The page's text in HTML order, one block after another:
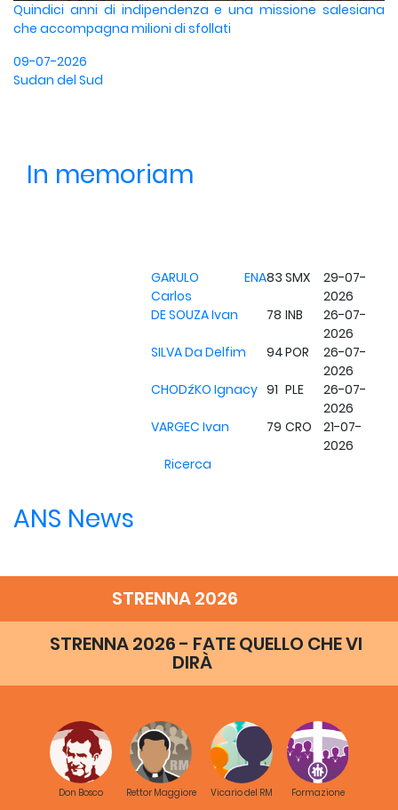
Quindici anni di indipendenza e una missione salesiana
che accompagna milioni di sfollati
09-07-2026
Sudan del Sud
In memoriam
GARULO ENA
Carlos
83 SMX
29-07-
2026
DE SOUZA Ivan
78 INB
26-07-
2026
SILVA Da Delfim
94POR
26-07-
2026
CHODźKO Ignacy 91 PLE
26-07-
2026
VARGEC Ivan
79 CRO
21-07-
2026
Ricerca
ANS News
STRENNA 2026
STRENNA 2026 - FATE QUELLO CHE VI
DIRÀ
Don Bosco Rettor Maggiore Vicario del RM Formazione